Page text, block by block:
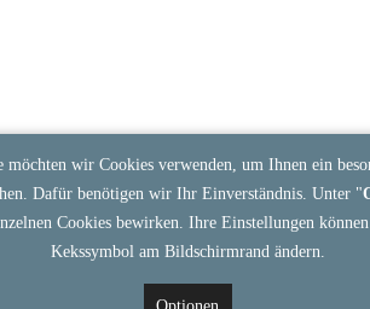
möchten wir Cookies verwenden, um Ihnen ein
Dafür benötigen wir Ihr Einverständnis. Unter "
Cookies bewirken. Ihre Einstellungen können
Kekssymbol am Bildschirmrand ändern.
Optionen